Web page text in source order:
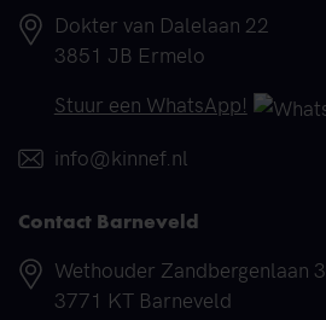
Adres
Dokter van Dalelaan 22
3851 JB Ermelo
Telefoonnummer
Stuur een WhatsApp!
E-mail
info@kinnef.nl
Contact Barneveld
Adres
Wethouder Zandbergenlaan 3
3771 KT Barneveld